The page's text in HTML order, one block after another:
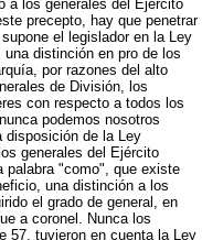
a los generales del Ejército
precepto, hay que penetrar
el legislador en la Ley
distinción en pro de los
por razones del alto
de División, los
con respecto a todos los
podemos nosotros
disposición de la Ley
generales del Ejército
palabra "como", que existe
una distinción a los
el grado de general, en
a coronel. Nunca los
57, tuvieron en cuenta la Ley